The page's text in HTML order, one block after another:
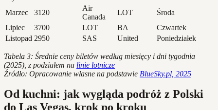
Marzec
3120
Air
Canada
LOT
Środa
Lipiec
3700 LOT BA
Czwartek
Listopad 2950 SAS United Poniedziałek
Tabela 3: Średnie ceny biletów według miesięcy i dni tygodnia
(2025), z podziałem na linie lotnicze
Źródło: Opracowanie własne na podstawie BlueSky.pl, 2025
Od kuchni: jak wygląda podróż z Polski
do Las Vegas, krok po kroku